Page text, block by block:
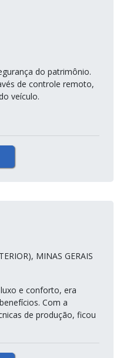
do patrimônio.
de controle remoto,
veículo.
MINAS GERAIS
e conforto, era
Com a
de produção, ficou